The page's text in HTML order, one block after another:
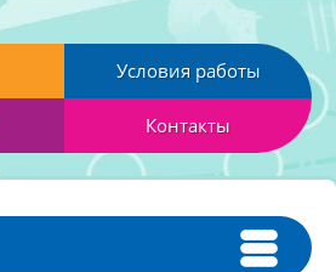
Условия работы
Контакты